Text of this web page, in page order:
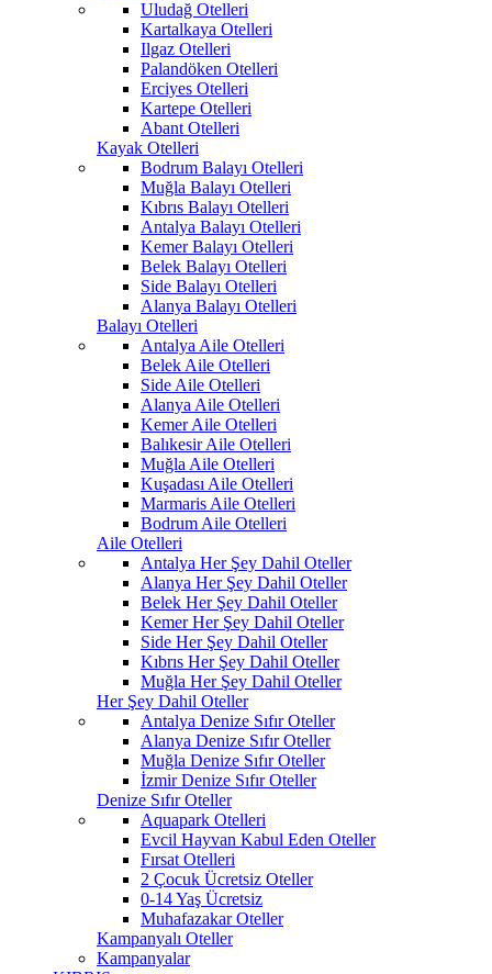
Uludağ Otelleri
Kartalkaya Otelleri
Ilgaz Otelleri
Palandöken Otelleri
Erciyes Otelleri
Kartepe Otelleri
Abant Otelleri
Kayak Otelleri
Bodrum Balayı Otelleri
Muğla Balayı Otelleri
Kıbrıs Balayı Otelleri
Antalya Balayı Otelleri
Kemer Balayı Otelleri
Belek Balayı Otelleri
Side Balayı Otelleri
Alanya Balayı Otelleri
Balayı Otelleri
Antalya Aile Otelleri
Belek Aile Otelleri
Side Aile Otelleri
Alanya Aile Otelleri
Kemer Aile Otelleri
Balıkesir Aile Otelleri
Muğla Aile Otelleri
Kuşadası Aile Otelleri
Marmaris Aile Otelleri
Bodrum Aile Otelleri
Aile Otelleri
Antalya Her Şey Dahil Oteller
Alanya Her Şey Dahil Oteller
Belek Her Şey Dahil Oteller
Kemer Her Şey Dahil Oteller
Side Her Şey Dahil Oteller
Kıbrıs Her Şey Dahil Oteller
Muğla Her Şey Dahil Oteller
Her Şey Dahil Oteller
Antalya Denize Sıfır Oteller
Alanya Denize Sıfır Oteller
Muğla Denize Sıfır Oteller
İzmir Denize Sıfır Oteller
Denize Sıfır Oteller
Aquapark Otelleri
Evcil Hayvan Kabul Eden Oteller
Fırsat Otelleri
2 Çocuk Ücretsiz Oteller
0-14 Yaş Ücretsiz
Muhafazakar Oteller
Kampanyalı Oteller
Kampanyalar